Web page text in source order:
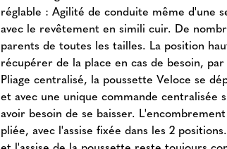
réglable : Agilité de conduite même d'une
avec le revêtement en simili cuir. De
parents de toutes les tailles. La position
récupérer de la place en cas de besoin,
Pliage centralisé, la poussette Veloce se
et avec une unique commande centralisée
avoir besoin de se baisser.
pliée, avec l'assise fixée dans les 2